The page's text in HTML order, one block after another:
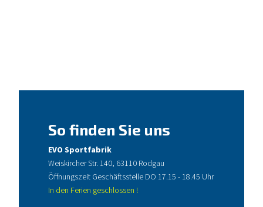
So finden Sie uns
EVO Sportfabrik
Weiskircher Str. 140, 63110 Rodgau
Öffnungszeit Geschäftsstelle DO 17.15 - 18.45 Uhr
In den Ferien geschlossen !